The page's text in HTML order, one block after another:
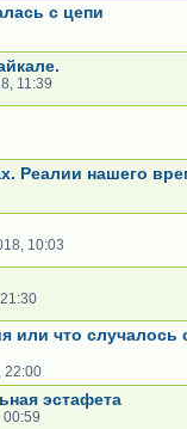
с цепи
11:39
Реалии нашего
10:03
или что случалось
22:00
эстафета